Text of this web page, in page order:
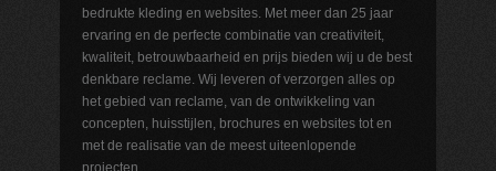
bedrukte kleding en websites. Met meer dan 25 jaar
ervaring en de perfecte combinatie van creativiteit,
kwaliteit, betrouwbaarheid en prijs bieden wij u de best
denkbare reclame. Wij leveren of verzorgen alles op
het gebied van reclame, van de ontwikkeling van
concepten, huisstijlen, brochures en websites tot en
met de realisatie van de meest uiteenlopende
projecten.